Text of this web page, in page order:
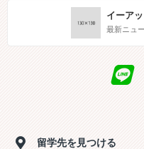
イーア
最新ニュ
留学先を見つける